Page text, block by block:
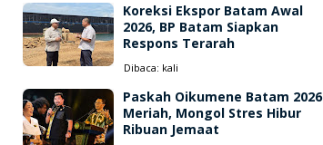
Koreksi Ekspor Batam Awal
2026, BP Batam Siapkan
Respons Terarah
Dibaca: kali
Paskah Oikumene Batam 2026
Meriah, Mongol Stres Hibur
Ribuan Jemaat